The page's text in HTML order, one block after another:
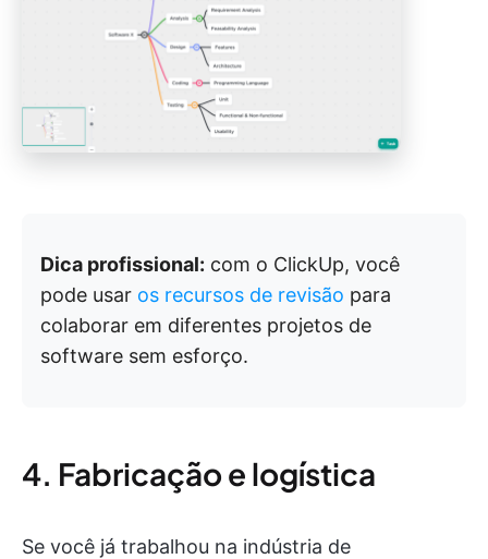
Dica profissional: com o ClickUp, você
pode usar os recursos de revisão para
colaborar em diferentes projetos de
software sem esforço.
4. Fabricação e logística
Se você já trabalhou na indústria de